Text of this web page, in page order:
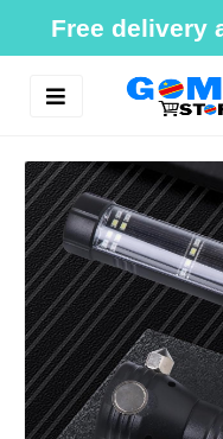
content
Free delivery